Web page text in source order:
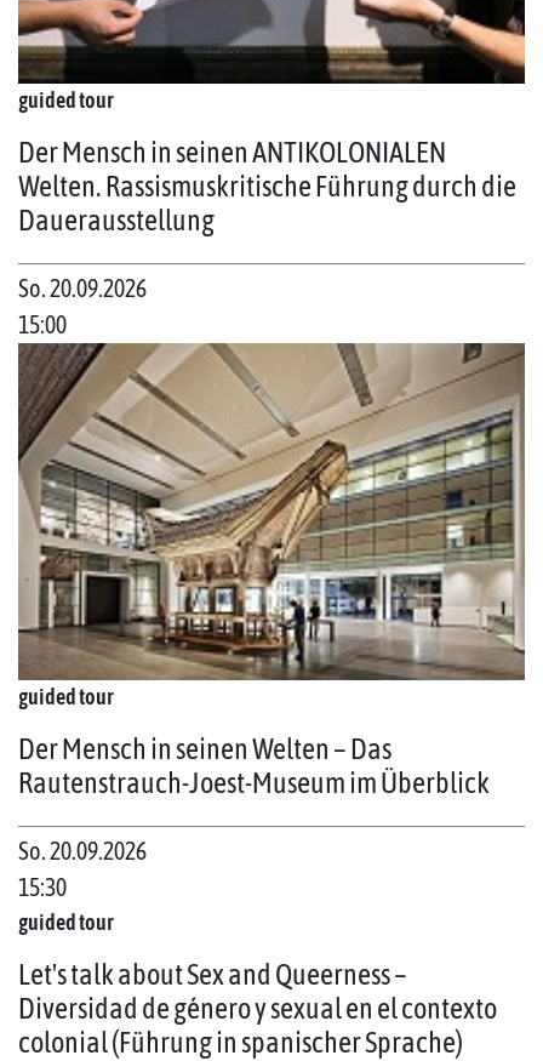
guided tour
Der Mensch in seinen ANTIKOLONIALEN
Welten. Rassismuskritische Führung durch die
Dauerausstellung
So. 20.09.2026
15:00
guided tour
Der Mensch in seinen Welten – Das
Rautenstrauch-Joest-Museum im Überblick
So. 20.09.2026
15:30
guided tour
Let's talk about Sex and Queerness –
Diversidad de género y sexual en el contexto
colonial (Führung in spanischer Sprache)